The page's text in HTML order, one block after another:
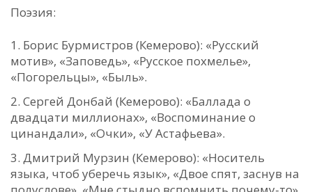
Поэзия:
Борис Бурмистров (Кемерово): «Русский
мотив», «Заповедь», «Русское похмелье»,
«Погорельцы», «Быль».
Сергей Донбай (Кемерово): «Баллада о
двадцати миллионах», «Воспоминание о
цинандали», «Очки», «У Астафьева».
Дмитрий Мурзин (Кемерово): «Носитель
языка, чтоб уберечь язык», «Двое спят, заснув на